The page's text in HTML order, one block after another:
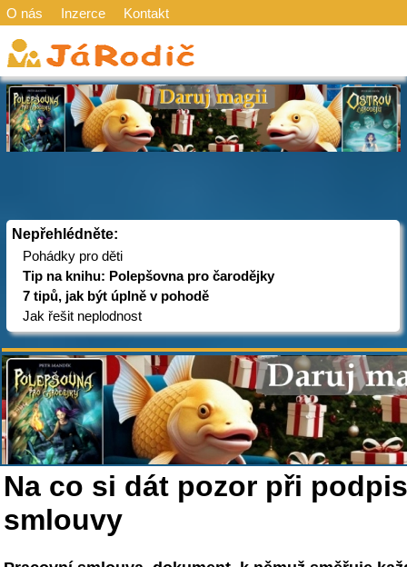
O nás Inzerce Kontakt
Nepřehlédněte:
Pohádky pro děti
Tip na knihu: Polepšovna pro čarodějky
7 tipů, jak být úplně v pohodě
Jak řešit neplodnost
Na co si dát pozor při
smlouvy